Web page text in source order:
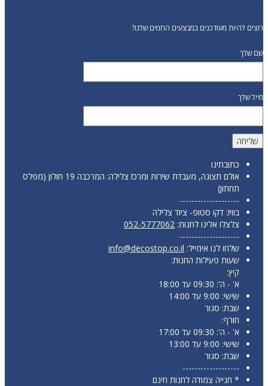
רוצים להיות מעודכנים במבצעים החמים שלנו?
שם שלך
מייל שלך
כתובתינו
אולם תצוגה, מעבדת שירות ומרכז צלילה: המרכבה 19 חולון (מפלס
תחתון)
--------------------
בוויז: דקו סטופ- ציוד צלילה
צלצלו אלינו לחנות: 052-5777062
--------------------
שלחו לנו אימייל: info@decostop.co.il
שעות פעילות החנות:
קיץ:
א' - ה': 09:30 עד 18:00
שישי: 9:00 עד 14:00
שבת: סגור
חורף:
א' - ה': 09:30 עד 17:00
שישי: 9:00 עד 13:00
שבת: סגור
-------------------
* חנייה צמודה לחנות חינם